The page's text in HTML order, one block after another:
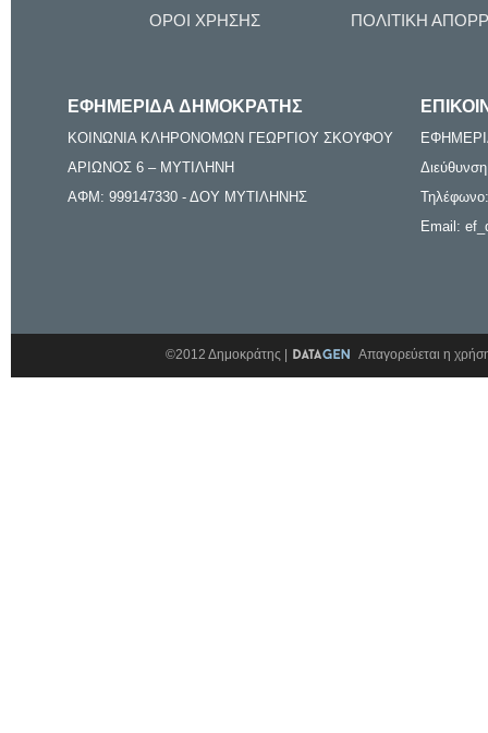
ΟΡΟΙ ΧΡΗΣΗΣ ΠΟΛΙΤΙΚΗ
ΕΦΗΜΕΡΙΔΑ ΔΗΜΟΚΡΑΤΗΣ
ΚΟΙΝΩΝΙΑ ΚΛΗΡΟΝΟΜΩΝ ΓΕΩΡΓΙΟΥ ΣΚΟΥΦΟΥ
ΑΡΙΩΝΟΣ 6 – ΜΥΤΙΛΗΝΗ
ΑΦΜ: 999147330 - ΔΟΥ ΜΥΤΙΛΗΝΗΣ
Email:
©2012 Δημοκράτης | Απαγορεύεται η